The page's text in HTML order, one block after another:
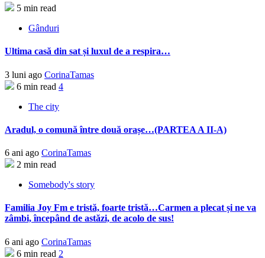
5 min read
Gânduri
Ultima casă din sat și luxul de a respira…
3 luni ago CorinaTamas
6 min read 4
The city
Aradul, o comună între două orașe…(PARTEA A II-A)
6 ani ago CorinaTamas
2 min read
Somebody's story
Familia Joy Fm e tristă, foarte tristă…Carmen a plecat și ne va
zâmbi, începând de astăzi, de acolo de sus!
6 ani ago CorinaTamas
6 min read 2